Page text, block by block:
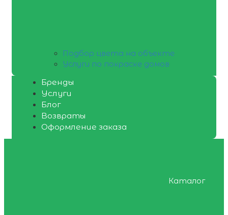
Подбор цвета на объекте
Услуги по покраске домов
Бренды
Услуги
Блог
Возвраты
Оформление заказа
Каталог